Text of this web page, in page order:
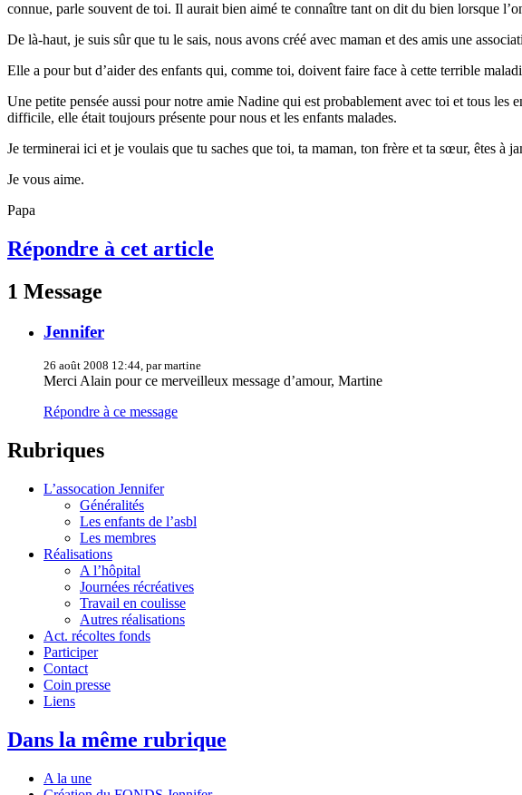
connue, parle souvent de toi. Il aurait bien aimé te connaître tant on dit du bien lorsque
De là-haut, je suis sûr que tu le sais, nous avons créé avec maman et des amis une
Elle a pour but d’aider des enfants qui, comme toi, doivent faire face à cette terrible
Une petite pensée aussi pour notre amie Nadine qui est probablement avec toi et tous
difficile, elle était toujours présente pour nous et les enfants malades.
Je terminerai ici et je voulais que tu saches que toi, ta maman, ton frère et ta sœur, êtes à
Je vous aime.
Papa
Répondre à cet article
1 Message
Jennifer
26 août 2008 12:44, par martine
Merci Alain pour ce merveilleux message d’amour, Martine
Répondre à ce message
Rubriques
L’assocation Jennifer
Généralités
Les enfants de l’asbl
Les membres
Réalisations
A l’hôpital
Journées récréatives
Travail en coulisse
Autres réalisations
Act. récoltes fonds
Participer
Contact
Coin presse
Liens
Dans la même rubrique
A la une